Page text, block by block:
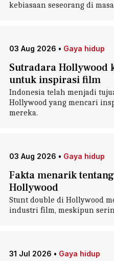
kebiasaan seseorang di
03 Aug 2026 • Gaya hidup
Sutradara Hollywood
untuk inspirasi film
Indonesia telah menjadi
Hollywood yang mencari
mereka.
03 Aug 2026 • Gaya hidup
Fakta menarik
Hollywood
Stunt double di Hollywood
industri film, meskipun
31 Jul 2026 • Gaya hidup